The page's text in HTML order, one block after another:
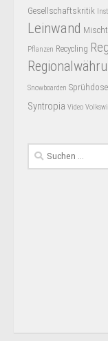
Gesellschaftskritik
Leinwand
Pflanzen Recycling
Snowboarden Sprühdose
Syntropia Video
Suchen
nach: